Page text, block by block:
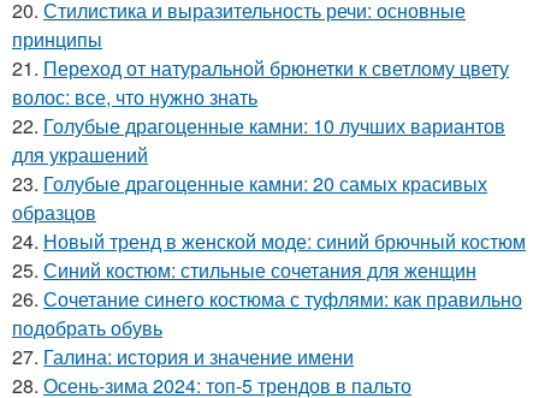
20. Стилистика и выразительность речи: основные
принципы
21. Переход от натуральной брюнетки к светлому цвету
волос: все, что нужно знать
22. Голубые драгоценные камни: 10 лучших вариантов
для украшений
23. Голубые драгоценные камни: 20 самых красивых
образцов
24. Новый тренд в женской моде: синий брючный костюм
25. Синий костюм: стильные сочетания для женщин
26. Сочетание синего костюма с туфлями: как правильно
подобрать обувь
27. Галина: история и значение имени
28. Осень-зима 2024: топ-5 трендов в пальто